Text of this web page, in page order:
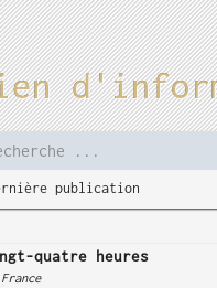
publication
quatre heures